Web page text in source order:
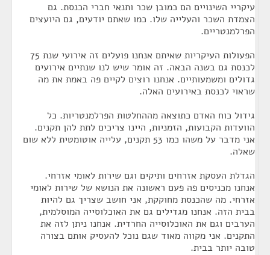
עיקריי השינויים הם כמובן שכר ותנאי חברי הכנסת. גם
הצמדת השכר והעלייה שלו. כמו שאתם יודעים, גם היועצים
הפרלמנטריים.
הפעולות העיקריות שאיתם אנחנו פועלים זה אירועי שנת 75
לכנסת גם בשנה הבאה. זה אומר שיש לנו שנתיים אירועים
גדולים ומשמעותיים. אנחנו רוצים לקיים פה באמת את מה
שראוי לכנסת באירועים האלה.
גידול כוח האדם כתוצאה מההחלטות הפרלמנטריות. כל
הוועדות הקבועות, הזמניות, היינו צריכים לתת להן תקנים.
אני מדבר על משהו כמו 53 תקנים, עלייה אוטומטית ללא שום
שאלה.
הגדלת העסקת אזרחים ותיקים וגם שירות לאומי אזרחי.
אנחנו מכניסים פה פעם ראשונה את הנושא של שירות לאומי
אזרחי. מה שהכנסת מחוקקת, אני חושב שצריך גם להיות
בבית הזה. אנחנו מגדילים גם את האוכלוסייה המוסלמית,
הערבים וגם את האוכלוסייה החרדית. אנחנו ניתן לזה את
התקנים. אני מקווה מאוד שגם נוכל להעסיק אותם בצורה
טובה יותר בבית.